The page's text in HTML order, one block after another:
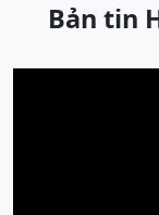
Bản tin